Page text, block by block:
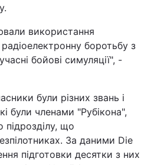
використання
боротьбу з
бойові симуляції", -
були різних звань і
були членами "Рубікона",
підрозділу, що
За даними Die
підготовки десятки з них